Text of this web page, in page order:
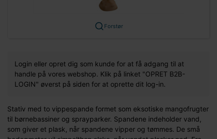
Forstør
Login eller opret dig som kunde for at få adgang til at
handle på vores webshop. Klik på linket "OPRET B2B-
LOGIN" øverst på siden for at oprette dit log-in.
Stativ med to vippespande formet som eksotiske mangofrugter
til børnebassiner og sprayparker. Spandene indeholder vand,
som giver et plask, når spandene vipper og tømmes. De små